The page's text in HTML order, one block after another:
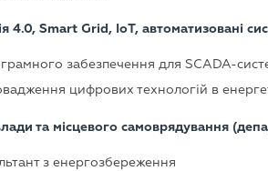
4.0, Smart Grid, IoT, автоматизовані
забезпечення для SCADA-
цифрових технологій в
та місцевого самоврядування
з енергозбереження